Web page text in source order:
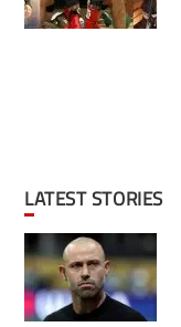
LATEST STORIES